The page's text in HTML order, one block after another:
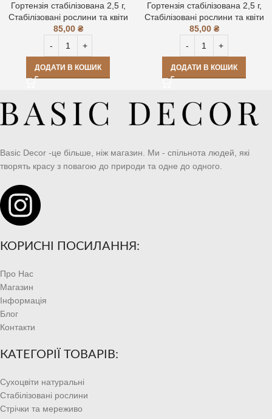
Гортензія стабілізована 2,5 г,
Стабілізовані рослини та квіти
85,00 ₴
ДОДАТИ В КОШИК
Гортензія стабілізована 2,5 г,
Стабілізовані рослини та квіти
85,00 ₴
ДОДАТИ В КОШИК
Basic Decor -це більше, ніж магазин. Ми - спільнота людей, які
творять красу з повагою до природи та одне до одного.
КОРИСНІ ПОСИЛАННЯ:
Про Нас
Магазин
Інформація
Блог
Контакти
КАТЕГОРІЇ ТОВАРІВ:
Сухоцвіти натуральні
Стабілізовані рослини
Стрічки та мереживо